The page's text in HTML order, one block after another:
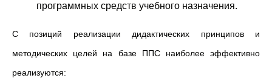
программных средств учебного назначения.
С позиций реализации дидактических принципов и
методических целей на базе ППС наиболее эффективно
реализуются: